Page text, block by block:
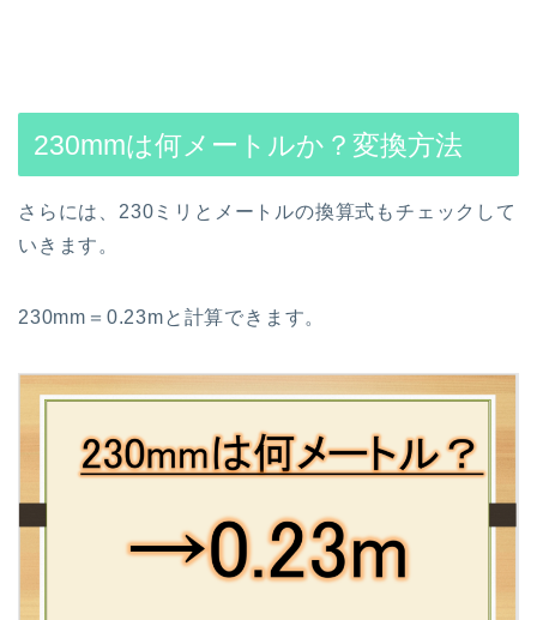
230mmは何メートルか？変換方法
さらには、230ミリとメートルの換算式もチェックして
いきます。
230mm＝0.23mと計算できます。